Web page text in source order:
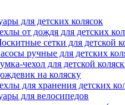
для детских колясок
от дождя для детских
сетки для детской
ручные для детских
чехол для детской
на коляску
для хранения детских
для велосипедов